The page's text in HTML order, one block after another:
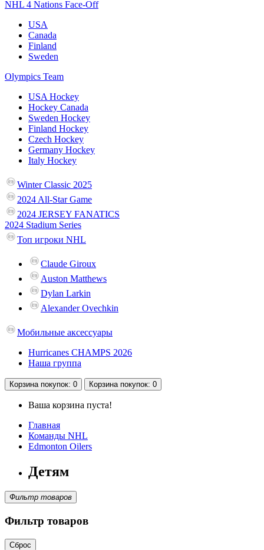
NHL 4 Nations Face-Off
USA
Canada
Finland
Sweden
Olympics Team
USA Hockey
Hockey Canada
Sweden Hockey
Finland Hockey
Czech Hockey
Germany Hockey
Italy Hockey
Winter Classic 2025
2024 All-Star Game
2024 JERSEY FANATICS
2024 Stadium Series
Топ игроки NHL
Claude Giroux
Auston Matthews
Dylan Larkin
Alexander Ovechkin
Мобильные аксессуары
Hurricanes CHAMPS 2026
Наша группа
Корзина покупок: 0 Корзина покупок: 0
Ваша корзина пуста!
Главная
Команды NHL
Edmonton Oilers
Детям
Фильтр товаров
Фильтр товаров
Сброс